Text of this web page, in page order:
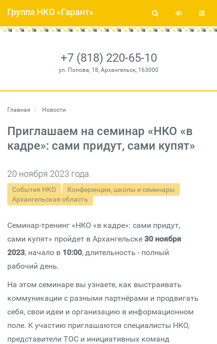
+7 (818) 220-65-10
ул. Попова, 18, Архангельск, 163000
Группа НКО «Гарант»
Главная Новости
Приглашаем на семинар «НКО «в
кадре»: сами придут, сами купят»
20 ноября 2023 года
События НКО
Конференции, школы и семинары
Архангельская область
Семинар-тренинг «НКО «в кадре»: сами придут,
сами купят» пройдет в Архангельске 30 ноября
2023, начало в 10:00, длительность - полный
рабочий день.
На этом семинаре вы узнаете, как выстраивать
коммуникации с разными партнёрами и продвигать
себя, свои идеи и организацию в информационном
поле. К участию приглашаются специалисты НКО,
представители ТОС и инициативных команд